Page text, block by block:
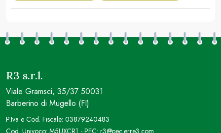
R3 s.r.l.
Viale Gramsci, 35/37 50031
Barberino di Mugello (FI)
P.Iva e Cod. Fiscale: 03879240483
Cod. Univoco: M5UXCR1 - PEC: r3@pec.erre3.com